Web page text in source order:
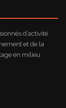
d’activité
et de la
en milieu